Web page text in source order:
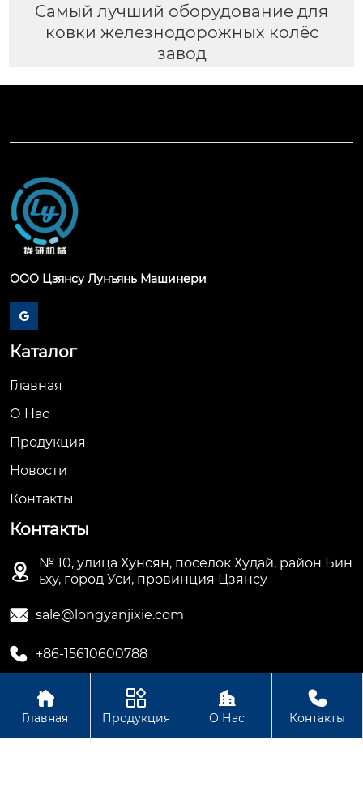
Самый лучший оборудование для
ковки железнодорожных колёс
завод
ООО Цзянсу Лунъянь Машинери

Каталог
Главная
О Hас
Продукция
Новости
Контакты
Контакты

№ 10, улица Хунсян, поселок Худай, район Бин
ьху, город Уси, провинция Цзянсу
 sale@longyanjixie.com
 +86-15610600788
Авторское право©ООО Цзянсу Лунъянь Машинери

Главная

Продукция

О Нас

Контакты